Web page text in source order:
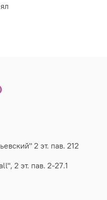
костюм в шоколадном
2 эт. пав. 212
2 эт. пав. 2-27.1